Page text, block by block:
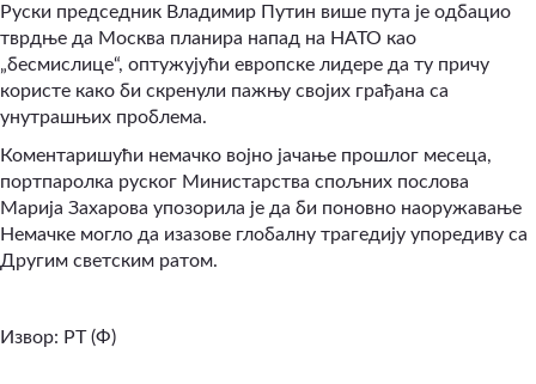
Руски председник Владимир Путин више пута је одбацио
тврдње да Москва планира напад на НАТО као
„бесмислице“, оптужујући европске лидере да ту причу
користе како би скренули пажњу својих грађана са
унутрашњих проблема.
Коментаришући немачко војно јачање прошлог месеца,
портпаролка руског Министарства спољних послова
Марија Захарова упозорила је да би поновно наоружавање
Немачке могло да изазове глобалну трагедију упоредиву са
Другим светским ратом.
Извор: РТ (Ф)